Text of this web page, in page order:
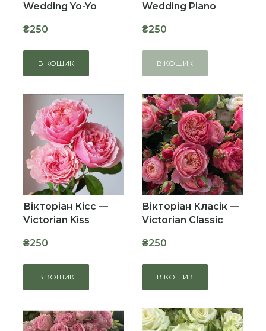
Wedding Yo-Yo
₴250
В КОШИК
Wedding Piano
₴250
В КОШИК
Вікторіан Кісс —
Victorian Kiss
₴250
В КОШИК
Вікторіан Класік —
Victorian Classic
₴250
В КОШИК